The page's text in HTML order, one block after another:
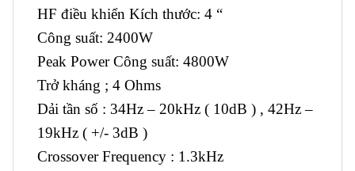
HF điều khiển Kích thước: 4 “
Công suất: 2400W
Peak Power Công suất: 4800W
Trở kháng ; 4 Ohms
Dải tần số : 34Hz – 20kHz ( 10dB ) , 42Hz –
19kHz ( +/- 3dB )
Crossover Frequency : 1.3kHz